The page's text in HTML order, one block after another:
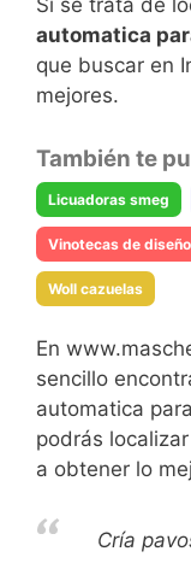
Si se trata de
automatica
que buscar en
mejores.
También te
Licuadoras smeg
Vinotecas de diseño
Woll cazuelas
En
sencillo
automatica
podrás
a obtener lo
Cría